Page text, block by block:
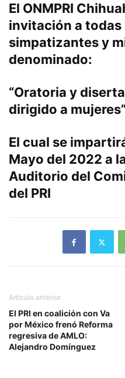
El ONMPRI
invitación a todas
simpatizantes y
denominado:
“Oratoria y
dirigido a mujeres”
El cual se
Mayo del 2022 a
Auditorio del
del PRI
Artículo anterior
El PRI en coalición con Va
por México frenó Reforma
regresiva deAMLO:
Alejandro Domínguez